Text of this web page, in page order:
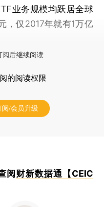
业务规模均跃居全球
，仅2017年就有1万亿
阅后继续阅读
的阅读权限
阅/会员升级
阅 财新数据通【CEIC